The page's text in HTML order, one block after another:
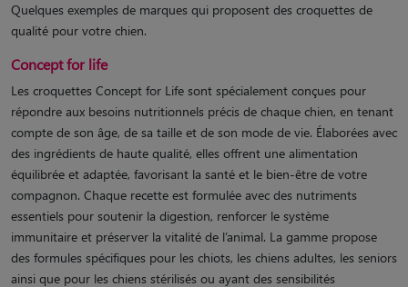
Quelques exemples de marques qui proposent des croquettes de
qualité pour votre chien.
Concept for life
Les croquettes Concept for Life sont spécialement conçues pour
répondre aux besoins nutritionnels précis de chaque chien, en tenant
compte de son âge, de sa taille et de son mode de vie. Élaborées avec
des ingrédients de haute qualité, elles offrent une alimentation
équilibrée et adaptée, favorisant la santé et le bien-être de votre
compagnon. Chaque recette est formulée avec des nutriments
essentiels pour soutenir la digestion, renforcer le système
immunitaire et préserver la vitalité de l’animal. La gamme propose
des formules spécifiques pour les chiots, les chiens adultes, les seniors
ainsi que pour les chiens stérilisés ou ayant des sensibilités